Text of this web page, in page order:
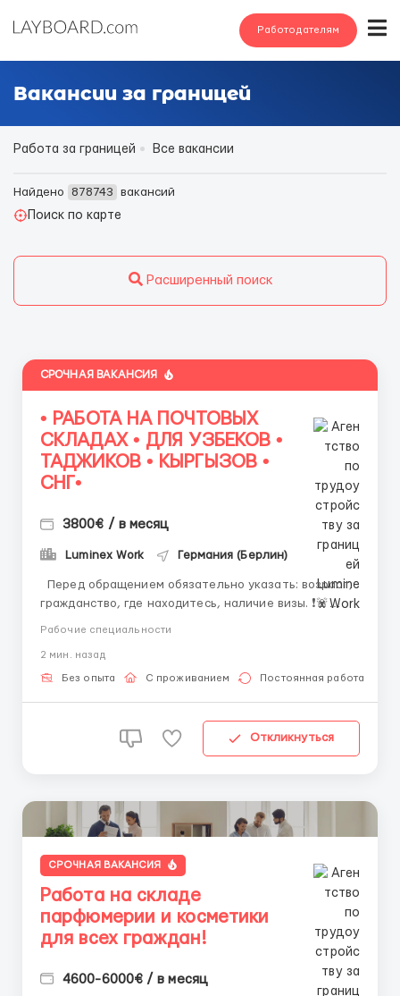
Работодателям
Вакансии за границей
Работа за границей Все вакансии
Найдено 878743
вакансий
Поиск по карте
Расширенный поиск
СРОЧНАЯ ВАКАНСИЯ
• РАБОТА НА ПОЧТОВЫХ
СКЛАДАХ • ДЛЯ УЗБЕКОВ •
ТАДЖИКОВ • КЫРГЫЗОВ •
СНГ•
3800€ / в месяц
Luminex Work Германия (Берлин)
гражданство, где находитесь, наличие визы. ❗️🚨
ВАЖНО: Обращайтесь к нам первые по номеру !
7355•427998 ☎️ Работа на логистических и
почтовых складах . График 5/8, возможны пе...
Рабочие специальности
2 мин. назад
Без опыта С проживанием Постоянная работа
Откликнуться
СРОЧНАЯ ВАКАНСИЯ
Работа на складе
парфюмерии и косметики
для всех граждан!
4600-6000€ / в месяц